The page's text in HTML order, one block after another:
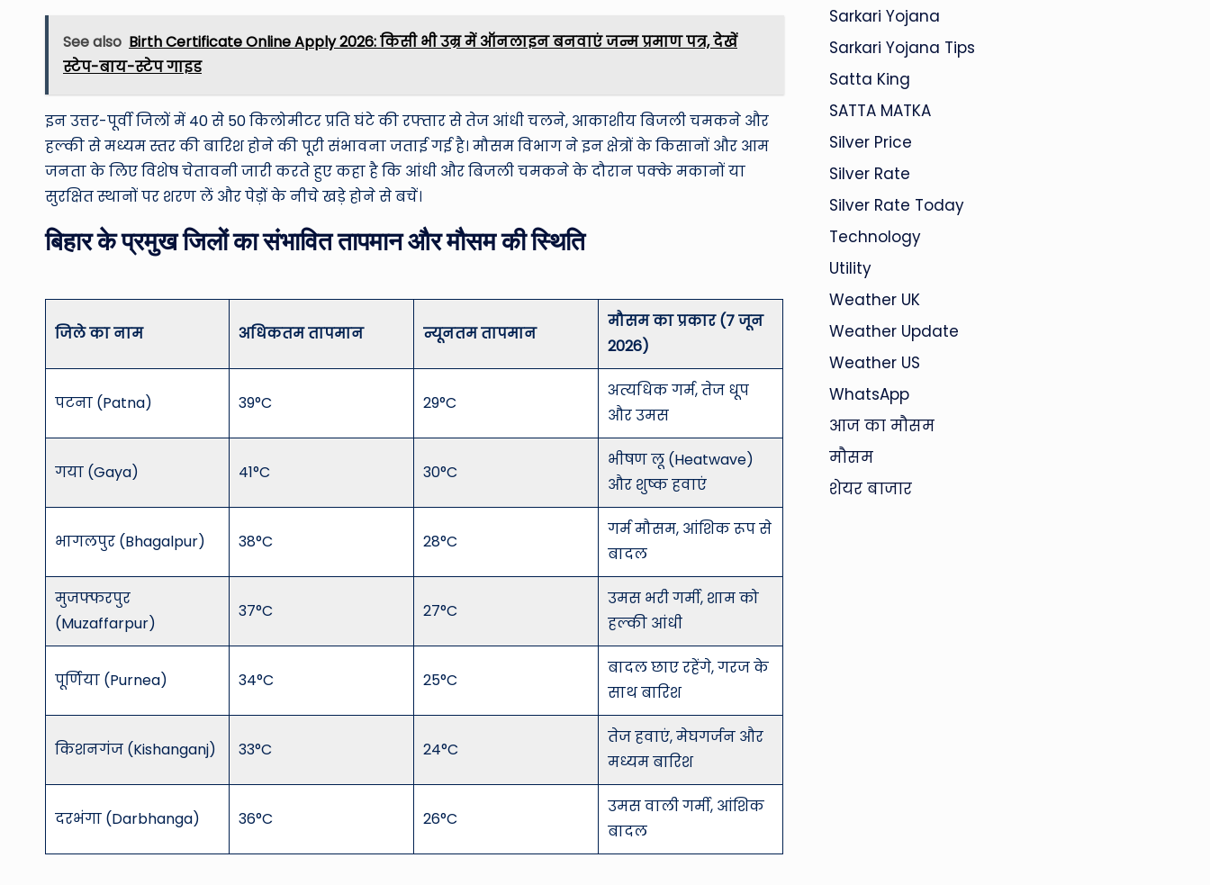
See also Birth Certificate Online Apply 2026: किसी भी उम्र में ऑनलाइन बनवाएं जन्म प्रमाण पत्र, देखें
स्टेप-बाय-स्टेप गाइड
इन उत्तर-पूर्वी जिलों में 40 से 50 किलोमीटर प्रति घंटे की रफ्तार से तेज आंधी चलने, आकाशीय बिजली चमकने और
हल्की से मध्यम स्तर की बारिश होने की पूरी संभावना जताई गई है। मौसम विभाग ने इन क्षेत्रों के किसानों और आम
जनता के लिए विशेष चेतावनी जारी करते हुए कहा है कि आंधी और बिजली चमकने के दौरान पक्के मकानों या
सुरक्षित स्थानों पर शरण लें और पेड़ों के नीचे खड़े होने से बचें।
बिहार के प्रमुख जिलों का संभावित तापमान और मौसम की स्थिति
जिले का नाम अधिकतम तापमान न्यूनतम तापमान
मौसम का प्रकार (7 जून
2026)
पटना (Patna) 39°C 29°C
अत्यधिक गर्म, तेज धूप
और उमस
गया (Gaya) 41°C 30°C
भीषण लू (Heatwave)
और शुष्क हवाएं
भागलपुर (Bhagalpur) 38°C 28°C
गर्म मौसम, आंशिक रूप से
बादल
मुजफ्फरपुर
(Muzaffarpur)
37°C 27°C
उमस भरी गर्मी, शाम को
हल्की आंधी
पूर्णिया (Purnea) 34°C 25°C
बादल छाए रहेंगे, गरज के
साथ बारिश
किशनगंज (Kishanganj) 33°C 24°C
तेज हवाएं, मेघगर्जन और
मध्यम बारिश
दरभंगा (Darbhanga) 36°C 26°C
उमस वाली गर्मी, आंशिक
बादल
Sarkari Yojana
Sarkari Yojana Tips
Satta King
SATTA MATKA
Silver Price
Silver Rate
Silver Rate Today
Technology
Utility
Weather UK
Weather Update
Weather US
WhatsApp
आज का मौसम
मौसम
शेयर बाजार